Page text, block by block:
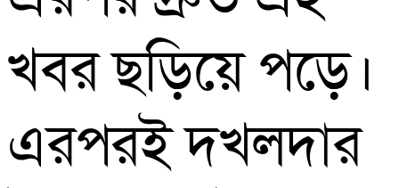
খবর ছড়িয়ে পড়ে।
এরপরই দখলদার